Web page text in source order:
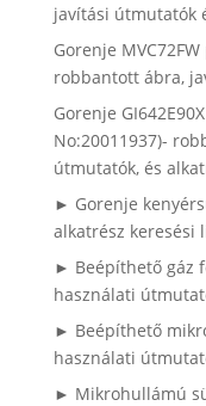
javítási útmutatók
Gorenje
robbantott ábra,
Gorenje
No:20011937)-
útmutatók, és
► Gorenje
alkatrész keresési
► Beépíthető gáz
használati
► Beépíthető
használati
► Mikrohullámú